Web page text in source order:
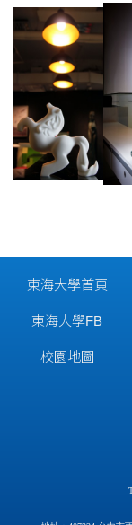
東海大學首頁
東海大學FB
校園地圖